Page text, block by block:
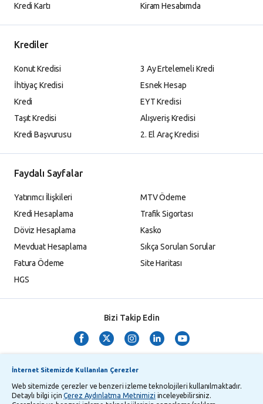
Kredi Kartı
Kiram Hesabımda
Krediler
Konut Kredisi
İhtiyaç Kredisi
Kredi
Taşıt Kredisi
Kredi Başvurusu
3 Ay Ertelemeli Kredi
Esnek Hesap
EYT Kredisi
Alışveriş Kredisi
2. El Araç Kredisi
Faydalı Sayfalar
Yatırımcı İlişkileri
Kredi Hesaplama
Döviz Hesaplama
Mevduat Hesaplama
Fatura Ödeme
HGS
MTV Ödeme
Trafik Sigortası
Kasko
Sıkça Sorulan Sorular
Site Haritası
Bizi Takip Edin
İnternet Sitemizde Kullanılan Çerezler
Web sitemizde çerezler ve benzeri izleme teknolojileri kullanılmaktadır.
Detaylı bilgi içinÇerez Aydınlatma Metnimizi inceleyebilirsiniz.